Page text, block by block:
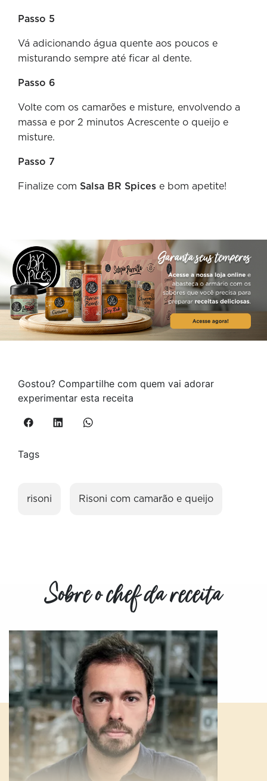
Passo 5
Vá adicionando água quente aos poucos e
misturando sempre até ficar al dente.
Passo 6
Volte com os camarões e misture, envolvendo a
massa e por 2 minutos Acrescente o queijo e
misture.
Passo 7
Finalize com Salsa BR Spices e bom apetite!
Gostou? Compartilhe com quem vai adorar
experimentar esta receita
Tags
risoni Risoni com camarão e queijo
Sobre o chef da receita